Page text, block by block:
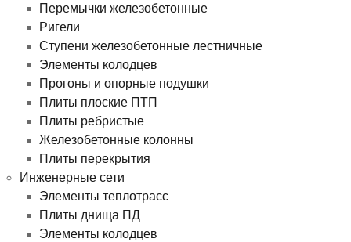
Перемычки железобетонные
Ригели
Ступени железобетонные лестничные
Элементы колодцев
Прогоны и опорные подушки
Плиты плоские ПТП
Плиты ребристые
Железобетонные колонны
Плиты перекрытия
Инженерные сети
Элементы теплотрасс
Плиты днища ПД
Элементы колодцев